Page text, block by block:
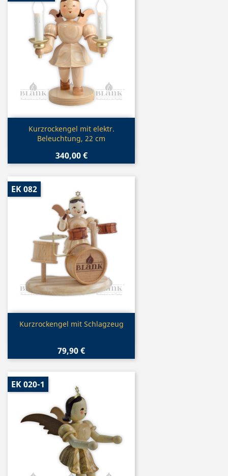
Vorschau
Kurzrockengel mit elektr.
Beleuchtung, 22 cm
340,00 €
Vorschau
Kurzrockengel mit Schlagzeug
79,90 €
EK 082
EK 020-1